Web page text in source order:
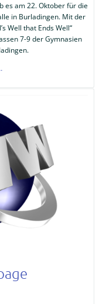
es am 22. Oktober für die
in Burladingen. Mit der
Well that Ends Well“
7-9 der Gymnasien
Englisches
in